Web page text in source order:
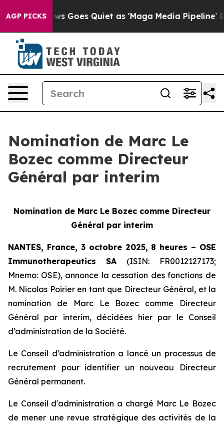
AGP PICKS
News Goes Quiet as 'Maga Media Pipeline'
Nomination de Marc Le
Bozec comme Directeur
Général par interim
Nomination de Marc Le Bozec comme Directeur
Général par interim
NANTES, France, 3 octobre 2025, 8 heures – OSE
Immunotherapeutics
SA (ISIN: FR0012127173;
Mnemo: OSE), annonce la cessation des fonctions de
M. Nicolas Poirier en tant que Directeur Général, et la
nomination de Marc Le Bozec comme Directeur
Général par interim, décidées hier par le Conseil
d’administration de la Société.
Le Conseil d’administration a lancé un processus de
recrutement pour identifier un nouveau Directeur
Général permanent.
Le Conseil d'administration a chargé Marc Le Bozec
de mener une revue stratégique des activités de la